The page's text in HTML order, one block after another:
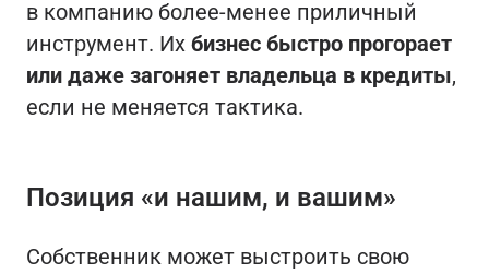
в компанию более-менее приличный
инструмент. Их бизнес быстро прогорает
или даже загоняет владельца в кредиты,
если не меняется тактика.
Позиция «и нашим, и вашим»
Собственник может выстроить свою